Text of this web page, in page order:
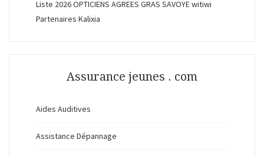
Liste 2026 OPTICIENS AGREES GRAS SAVOYE witiwi
Partenaires Kalixia
Assurance jeunes . com
Aides Auditives
Assistance Dépannage